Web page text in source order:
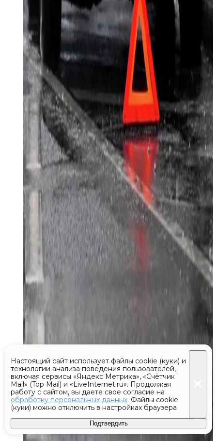
Настоящий сайт использует файлы cookie (куки) и
технологии анализа поведения пользователей,
включая сервисы «Яндекс Метрика», «Счётчик
Mail» (Top Mail) и «LiveInternet.ru». Продолжая
работу с сайтом, вы даете свое согласие на
обработку персональных данных. Файлы cookie
(куки) можно отключить в настройках браузера
Подтвердить